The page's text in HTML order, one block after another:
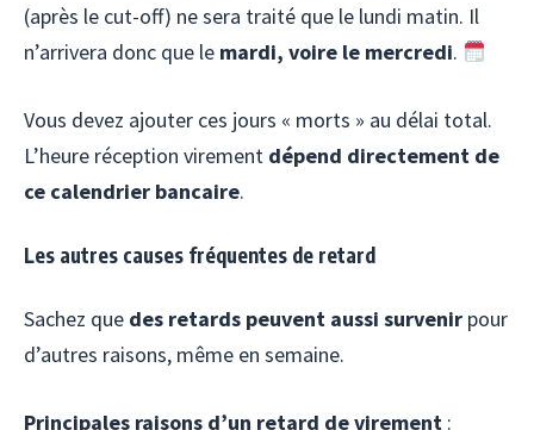
(après le cut-off) ne sera traité que le lundi matin. Il
n’arrivera donc que le mardi, voire le mercredi.
Vous devez ajouter ces jours « morts » au délai total.
L’heure réception virement dépend directement de
ce calendrier bancaire.
Les autres causes fréquentes de retard
Sachez que des retards peuvent aussi survenir pour
d’autres raisons, même en semaine.
Principales raisons d’un retard de virement :